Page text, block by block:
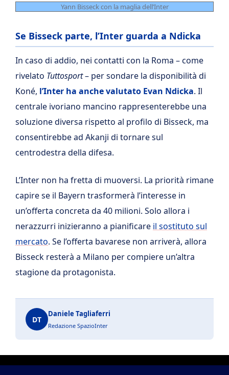
Yann Bisseck con la maglia dell’Inter
Se Bisseck parte, l’Inter guarda a Ndicka
In caso di addio, nei contatti con la Roma – come
rivelato Tuttosport– per sondare la disponibilità di
Koné, l’Inter ha anche valutato Evan Ndicka. Il
centrale ivoriano mancino rappresenterebbe una
soluzione diversa rispetto al profilo di Bisseck, ma
consentirebbe ad Akanji di tornare sul
centrodestra della difesa.
L’Inter non ha fretta di muoversi. La priorità rimane
capire se il Bayern trasformerà l’interesse in
un’offerta concreta da 40 milioni. Solo allora i
nerazzurri inizieranno a pianificare il sostituto sul
mercato. Se l’offerta bavarese non arriverà, allora
Bisseck resterà a Milano per compiere un’altra
stagione da protagonista.
DT
Daniele Tagliaferri
Redazione SpazioInter